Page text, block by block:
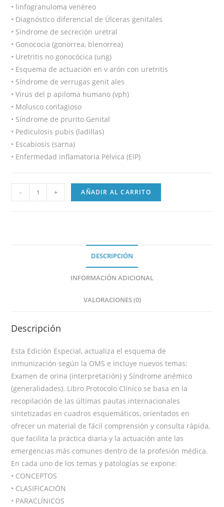
• linfogranuloma venéreo
• Diagnóstico diferencial de Úlceras genitales
• Síndrome de secreción uretral
• Gonococia (gonorrea, blenorrea)
• Uretritis no gonocócica (ung)
• Esquema de actuación en v arón con uretritis
• Síndrome de verrugas genit ales
• Virus del p apiloma humano (vph)
• Molusco contagioso
• Síndrome de prurito Genital
• Pediculosis pubis (ladillas)
• Escabiosis (sarna)
• Enfermedad inflamatoria Pélvica (EIP)
- + AÑADIR AL CARRITO
DESCRIPCIÓN
INFORMACIÓN ADICIONAL
VALORACIONES (0)
Descripción
Esta Edición Especial, actualiza el esquema de
inmunización según la OMS e incluye nuevos temas:
Examen de orina (interpretación) y Síndrome anémico
(generalidades). Libro Protocolo Clínico se basa en la
recopilación de las últimas pautas internacionales
sintetizadas en cuadros esquemáticos, orientados en
ofrecer un material de fácil comprensión y consulta rápida,
que facilita la práctica diaria y la actuación ante las
emergencias más comunes dentro de la profesión médica.
En cada uno de los temas y patologías se expone:
• CONCEPTOS
• CLASIFICACIÓN
• PARACLÍNICOS